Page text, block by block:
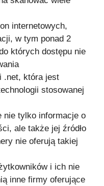
internetowych,
w tym ponad 2
których dostępu nie
.net, która jest
stosowanej
nie tylko informacje o
ale także jej źródło
nie oferują takiej
i ich nie
inne firmy oferujące